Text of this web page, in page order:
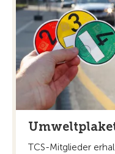
TCS-Mitglieder